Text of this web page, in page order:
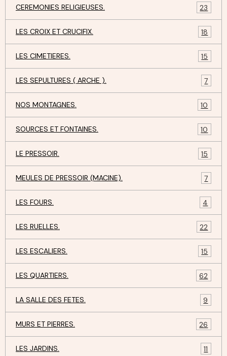
CEREMONIES RELIGIEUSES. 23
LES CROIX ET CRUCIFIX. 18
LES CIMETIERES. 15
LES SEPULTURES ( ARCHE ). 7
NOS MONTAGNES. 10
SOURCES ET FONTAINES. 10
LE PRESSOIR. 15
MEULES DE PRESSOIR (MACINE). 7
LES FOURS. 4
LES RUELLES. 22
LES ESCALIERS. 15
LES QUARTIERS. 62
LA SALLE DES FETES. 9
MURS ET PIERRES. 26
LES JARDINS. 11